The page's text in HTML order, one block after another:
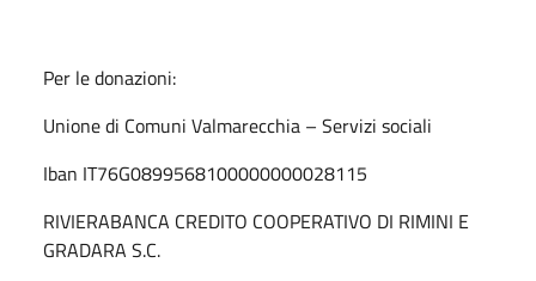
Per le donazioni:
Unione di Comuni Valmarecchia – Servizi sociali
Iban IT76G0899568100000000028115
RIVIERABANCA CREDITO COOPERATIVO DI RIMINI E
GRADARA S.C.